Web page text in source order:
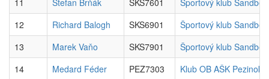
11 Štefan Brňák SKS7601
Športový klub
12
Richard Balogh SKS6901
Športový klub
13
Marek Vaňo SKS7901
Športový klub
14
Medard Féder PEZ7303
Klub OB AŠK Pezinok